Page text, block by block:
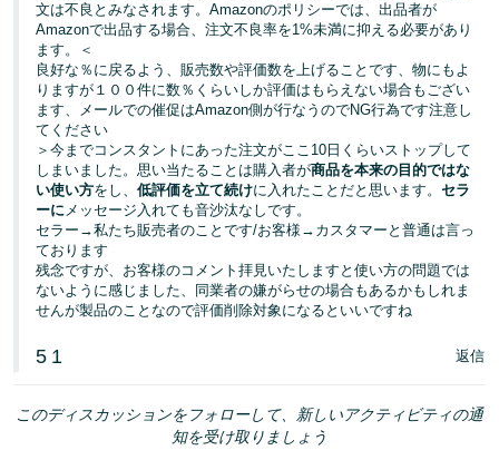
文は不良とみなされます。Amazonのポリシーでは、出品者が
Amazonで出品する場合、注文不良率を1%未満に抑える必要があり
ます。＜
良好な％に戻るよう、販売数や評価数を上げることです、物にもよ
りますが１００件に数％くらいしか評価はもらえない場合もござい
ます、メールでの催促はAmazon側が行なうのでNG行為です注意し
てください
＞今までコンスタントにあった注文がここ10日くらいストップして
しまいました。思い当たることは購入者が商品を本来の目的ではな
い使い方をし、低評価を立て続けに入れたことだと思います。セラ
ーにメッセージ入れても音沙汰なしです。
セラー→私たち販売者のことです/お客様→カスタマーと普通は言っ
ております
残念ですが、お客様のコメント拝見いたしますと使い方の問題では
ないように感じました、同業者の嫌がらせの場合もあるかもしれま
せんが製品のことなので評価削除対象になるといいですね
5 1 返信
このディスカッションをフォローして、新しいアクティビティの通
知を受け取りましょう